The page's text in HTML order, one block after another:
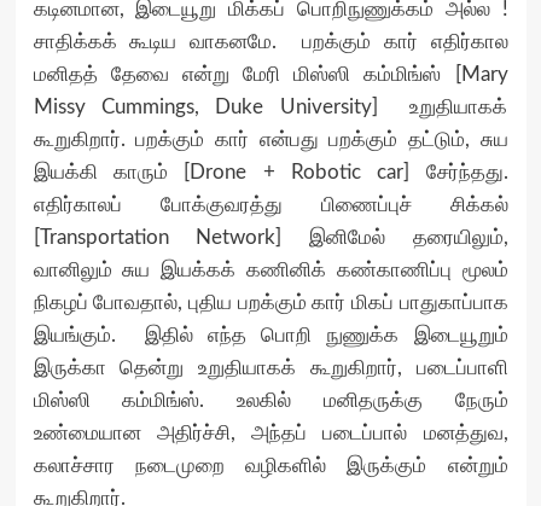
கடினமான, இடையூறு மிக்கப் பொறிநுணுக்கம் அல்ல !
சாதிக்கக் கூடிய வாகனமே. பறக்கும் கார் எதிர்கால
மனிதத் தேவை என்று மேரி மிஸ்ஸி கம்மிங்ஸ் [Mary
Missy Cummings, Duke University] உறுதியாகக்
கூறுகிறார். பறக்கும் கார் என்பது பறக்கும் தட்டும், சுய
இயக்கி காரும் [Drone + Robotic car] சேர்ந்தது.
எதிர்காலப் போக்குவரத்து பிணைப்புச் சிக்கல்
[Transportation Network] இனிமேல் தரையிலும்,
வானிலும் சுய இயக்கக் கணினிக் கண்காணிப்பு மூலம்
நிகழப் போவதால், புதிய பறக்கும் கார் மிகப் பாதுகாப்பாக
இயங்கும். இதில் எந்த பொறி நுணுக்க இடையூறும்
இருக்கா தென்று உறுதியாகக் கூறுகிறார், படைப்பாளி
மிஸ்ஸி கம்மிங்ஸ். உலகில் மனிதருக்கு நேரும்
உண்மையான அதிர்ச்சி, அந்தப் படைப்பால் மனத்துவ,
கலாச்சார நடைமுறை வழிகளில் இருக்கும் என்றும்
கூறுகிறார்.